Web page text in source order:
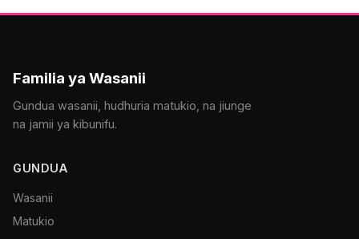
Familia ya Wasanii
Gundua wasanii, hudhuria matukio, na jiunge
na jamii ya kibunifu.
GUNDUA
Wasanii
Matukio